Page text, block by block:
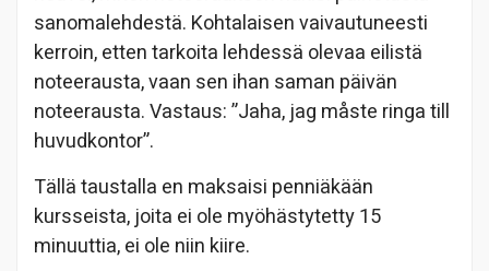
sanomalehdestä. Kohtalaisen vaivautuneesti
kerroin, etten tarkoita lehdessä olevaa eilistä
noteerausta, vaan sen ihan saman päivän
noteerausta. Vastaus: ”Jaha, jag måste ringa till
huvudkontor”.
Tällä taustalla en maksaisi penniäkään
kursseista, joita ei ole myöhästytetty 15
minuuttia, ei ole niin kiire.